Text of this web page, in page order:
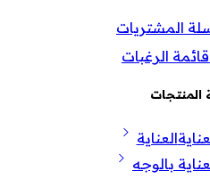
المشتريات
قائمة الرغبات
المنتجات
العناية
بالوجه